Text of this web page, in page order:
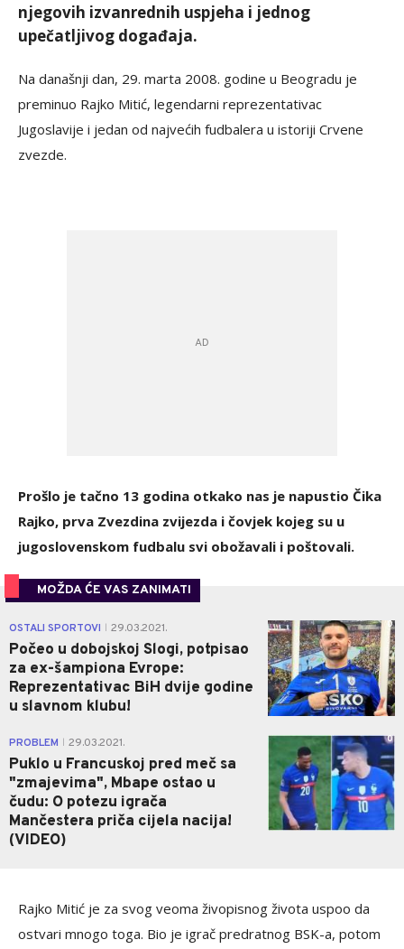
njegovih izvanrednih uspjeha i jednog
upečatljivog događaja.
Na današnji dan, 29. marta 2008. godine u Beogradu je
preminuo Rajko Mitić, legendarni reprezentativac
Jugoslavije i jedan od najvećih fudbalera u istoriji Crvene
zvezde.
Prošlo je tačno 13 godina otkako nas je napustio Čika
Rajko, prva Zvezdina zvijezda i čovjek kojeg su u
jugoslovenskom fudbalu svi obožavali i poštovali.
MOŽDA ĆE VAS ZANIMATI
OSTALI SPORTOVI 29.03.2021.
Počeo u dobojskoj Slogi, potpisao
za ex-šampiona Evrope:
Reprezentativac BiH dvije godine
u slavnom klubu!
0
PROBLEM 29.03.2021.
Puklo u Francuskoj pred meč sa
"zmajevima", Mbape ostao u
čudu: O potezu igrača
Mančestera priča cijela nacija!
(VIDEO)
0
Rajko Mitić je za svog veoma živopisnog života uspoo da
ostvari mnogo toga. Bio je igrač predratnog BSK-a, potom